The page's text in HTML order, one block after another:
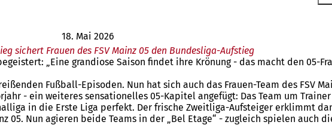
18. Mai 2026
sichert Frauen des FSV Mainz 05 den Bundesliga-Aufstieg
„Eine grandiose Saison findet ihre Krönung - das macht den 05-
Fußball-Episoden. Nun hat sich auch das Frauen-Team des FSV
- ein weiteres sensationelles 05-Kapitel angefügt: Das Team um
in die Erste Liga perfekt. Der frische Zweitliga-Aufsteiger erklimmt
05. Nun agieren beide Teams in der „Bel Etage“ - zugleich spielen auch